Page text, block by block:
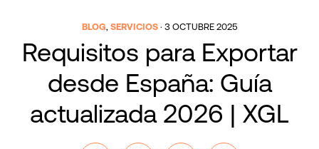
BLOG, SERVICIOS · 3 OCTUBRE 2025
Requisitos para Exportar
desde España: Guía
actualizada 2026 | XGL